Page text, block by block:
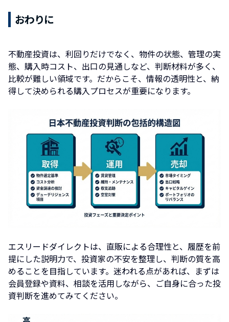
おわりに
不動産投資は、利回りだけでなく、物件の状態、管理の実
態、購入時コスト、出口の見通しなど、判断材料が多く、
比較が難しい領域です。だからこそ、情報の透明性と、納
得して決められる購入プロセスが重要になります。
エスリードダイレクトは、直販による合理性と、履歴を前
提にした説明力で、投資家の不安を整理し、判断の質を高
めることを目指しています。迷われる点があれば、まずは
会員登録や資料、相談を活用しながら、ご自身に合った投
資判断を進めてみてください。